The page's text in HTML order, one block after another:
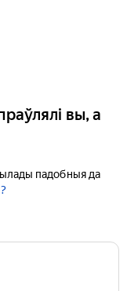
вы, а
падобныя да